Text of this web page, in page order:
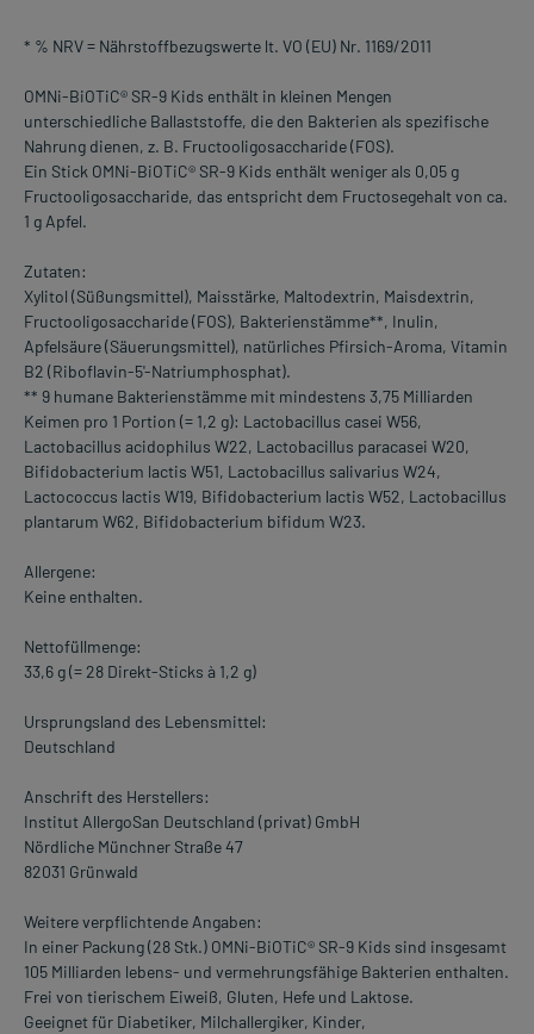
* % NRV = Nährstoffbezugswerte lt. VO (EU) Nr. 1169/2011
OMNi-BiOTiC® SR-9 Kids enthält in kleinen Mengen
unterschiedliche Ballaststoffe, die den Bakterien als spezifische
Nahrung dienen, z. B. Fructooligosaccharide (FOS).
Ein Stick OMNi-BiOTiC® SR-9 Kids enthält weniger als 0,05 g
Fructooligosaccharide, das entspricht dem Fructosegehalt von ca.
1 g Apfel.
Zutaten:
Xylitol (Süßungsmittel), Maisstärke, Maltodextrin, Maisdextrin,
Fructooligosaccharide (FOS), Bakterienstämme**, Inulin,
Apfelsäure (Säuerungsmittel), natürliches Pfirsich-Aroma, Vitamin
B2 (Riboflavin-5'-Natriumphosphat).
** 9 humane Bakterienstämme mit mindestens 3,75 Milliarden
Keimen pro 1 Portion (= 1,2 g): Lactobacillus casei W56,
Lactobacillus acidophilus W22, Lactobacillus paracasei W20,
Bifidobacterium lactis W51, Lactobacillus salivarius W24,
Lactococcus lactis W19, Bifidobacterium lactis W52, Lactobacillus
plantarum W62, Bifidobacterium bifidum W23.
Allergene:
Keine enthalten.
Nettofüllmenge:
33,6 g (= 28 Direkt-Sticks à 1,2 g)
Ursprungsland des Lebensmittel:
Deutschland
Anschrift des Herstellers:
Institut AllergoSan Deutschland (privat) GmbH
Nördliche Münchner Straße 47
82031 Grünwald
Weitere verpflichtende Angaben:
In einer Packung (28 Stk.) OMNi-BiOTiC® SR-9 Kids sind insgesamt
105 Milliarden lebens- und vermehrungsfähige Bakterien enthalten.
Frei von tierischem Eiweiß, Gluten, Hefe und Laktose.
Geeignet für Diabetiker, Milchallergiker, Kinder,